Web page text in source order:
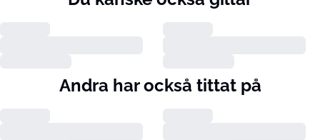
Andra har också tittat på